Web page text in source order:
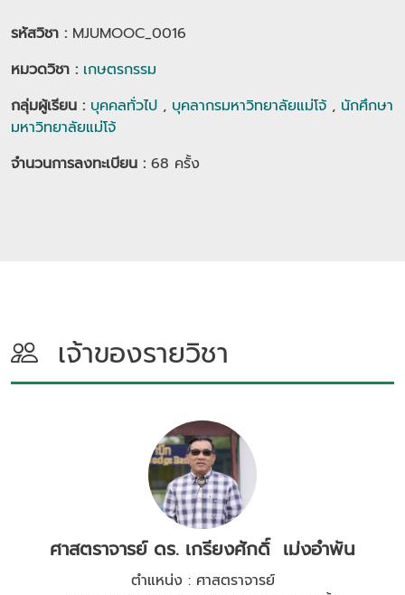
รหัสวิชา : MJUMOOC_0016
หมวดวิชา : เกษตรกรรม
กลุ่มผู้เรียน : บุคคลทั่วไป , บุคลากรมหาวิทยาลัยแม่โจ้ , นักศึกษา
มหาวิทยาลัยแม่โจ้
จำนวนการลงทะเบียน : 68 ครั้ง
เจ้าของรายวิชา
ศาสตราจารย์ ดร. เกรียงศักดิ์ เม่งอำพัน
ตำแหน่ง : ศาสตราจารย์